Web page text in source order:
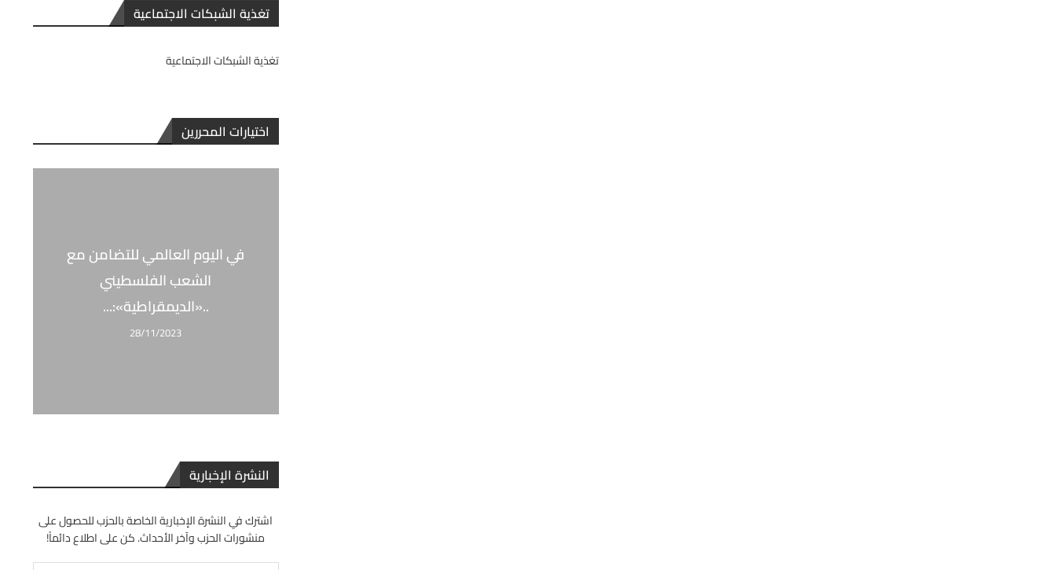
تغذية الشبكات الاجتماعية
تغذية الشبكات الاجتماعية
اختيارات المحررين
في اليوم العالمي للتضامن مع
الشعب الفلسطيني
..«الديمقراطية»:...
28/11/2023
النشرة الإخبارية
اشترك في النشرة الإخبارية الخاصة بالحزب للحصول على
منشورات الحزب وآخر الأحداث. كن على اطلاع دائماً!